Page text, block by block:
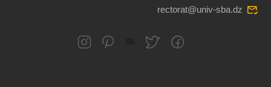
rectorat@univ-sba.dz